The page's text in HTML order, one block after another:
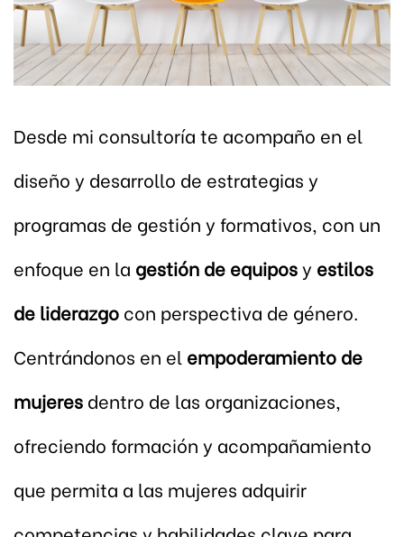
Desde mi consultoría te acompaño en el
diseño y desarrollo de estrategias y
programas de gestión y formativos, con un
enfoque en la gestión de equiposy estilos
de liderazgo con perspectiva de género.
Centrándonos en el empoderamiento de
mujeres dentro de las organizaciones,
ofreciendo formación y acompañamiento
que permita a las mujeres adquirir